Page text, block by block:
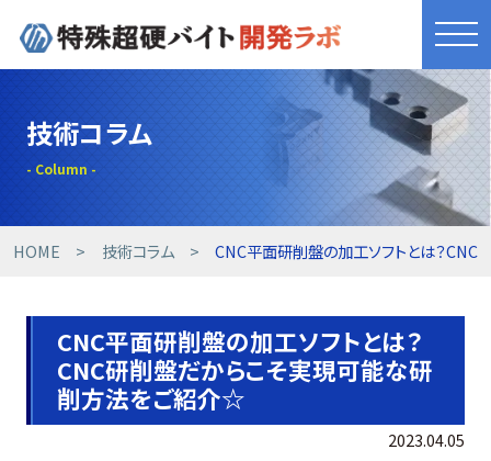
きれものづくり
商品・サービス
工具開発事例
技術コラム
設備紹介
技術コラム
HOME 技術コラム CNC平面研削盤の加工ソフトとは？
CNC平面研削盤の加工ソフトとは？
CNC研削盤だからこそ実現可能な研
削方法をご紹介☆
2023.04.05